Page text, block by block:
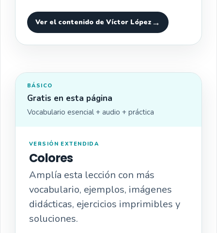
Ver el contenido de Víctor López
BÁSICO
Gratis en esta página
Vocabulario esencial + audio + práctica
VERSIÓN EXTENDIDA
Colores
Amplía esta lección con más
vocabulario, ejemplos, imágenes
didácticas, ejercicios imprimibles y
soluciones.